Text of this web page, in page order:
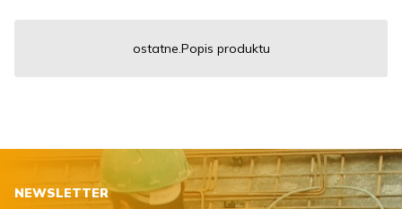
ostatne.Popis produktu
NEWSLETTER